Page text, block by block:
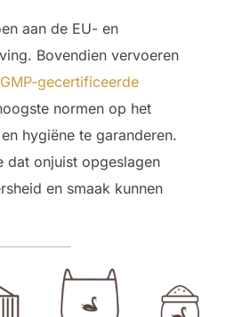
aan de EU- en
Bovendien vervoeren
GMP-gecertificeerde
normen op het
hygiëne te garanderen.
dat onjuist opgeslagen
en smaak kunnen